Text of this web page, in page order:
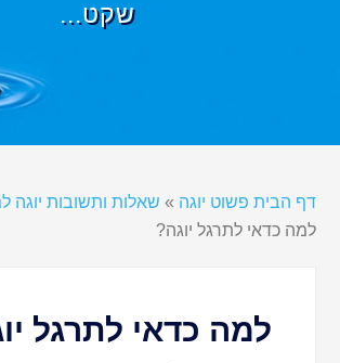
שקט...
דף הבית פשוט יוגה » שאלות ותשובות יוגה
למה כדאי לתרגל יוגה?
למה כדאי לתרגל